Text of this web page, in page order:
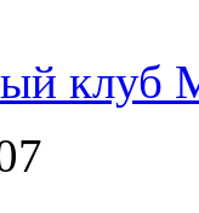
клуб